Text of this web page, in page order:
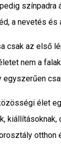
a nevetés és
csak az első
nem a
élet
otthon